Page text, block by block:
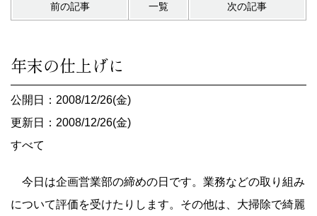
前の記事 一覧 次の記事
年末の仕上げに
公開日：2008/12/26(金)
更新日：2008/12/26(金)
すべて
今日は企画営業部の締めの日です。業務などの取り組み
について評価を受けたりします。その他は、大掃除で綺麗